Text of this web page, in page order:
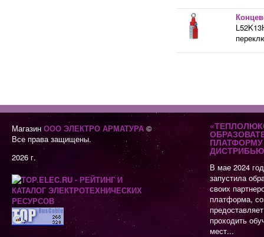
Магазин ООО ЭЛЕКТРО АРМАТУРА©
Все права защищены.
2026 г.
В мае 2024
запустила
своих
платформа,
проходить
мест...